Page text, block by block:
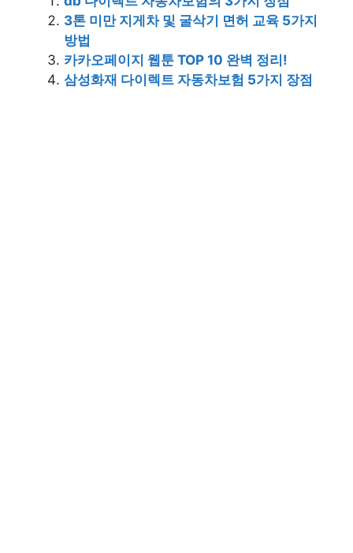
3톤 미만 지게차 및 굴삭기 면허 교육 5가지
방법
카카오페이지 웹툰 TOP 10 완벽 정리!
삼성화재 다이렉트 자동차보험 5가지 장점